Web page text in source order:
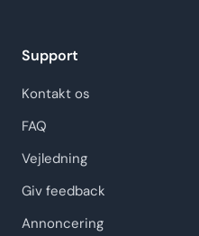
Support
Kontakt os
FAQ
Vejledning
Giv feedback
Annoncering